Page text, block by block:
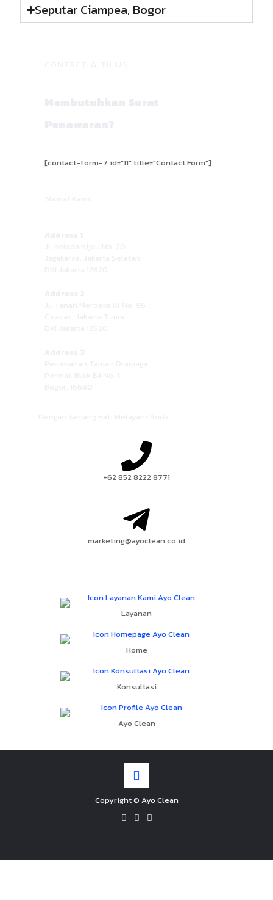
Seputar Ciampea, Bogor
[contact-form-7 id="11" title="Contact Form"]
+62 852 8222 8771
marketing@ayoclean.co.id
Layanan
Home
Konsultasi
Ayo Clean
Copyright © Ayo Clean